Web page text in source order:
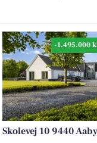
-1.495.000
Skolevej 10 9440